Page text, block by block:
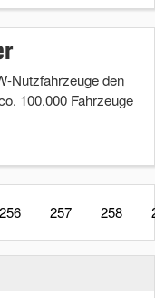
Nutzfahrzeuge den
100.000 Fahrzeuge
256 257 258